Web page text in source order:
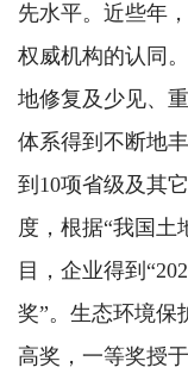
先水平。近些年
权威机构的认同
地修复及少见、
体系得到不断地
到10项省级及其
度，根据“我国土
目，企业得到
奖”。生态环境保
高奖，一等奖授